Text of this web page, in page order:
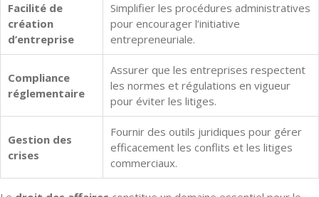
Facilité de
création
d’entreprise
Simplifier les procédures administratives
pour encourager l’initiative
entrepreneuriale.
Compliance
réglementaire
Assurer que les entreprises respectent
les normes et régulations en vigueur
pour éviter les litiges.
Gestion des
crises
Fournir des outils juridiques pour gérer
efficacement les conflits et les litiges
commerciaux.